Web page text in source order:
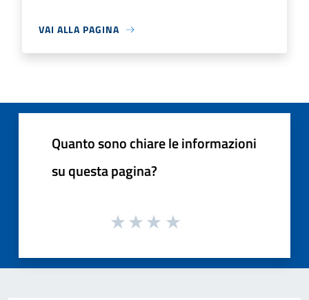
VAI ALLA PAGINA
Quanto sono chiare le informazioni
su questa pagina?